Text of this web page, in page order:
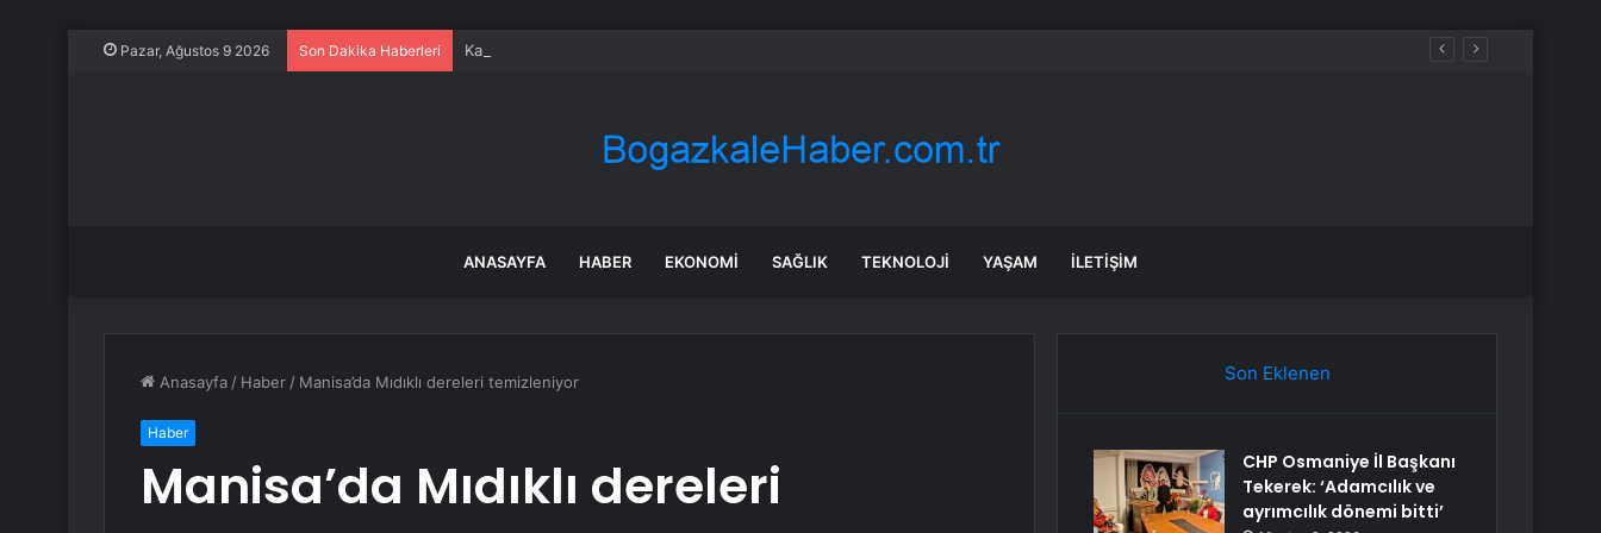
Pazar, Ağustos 9 2026 Son Dakika Haberleri Kaybolan Tosunlar Jandarma Tarafından Bulundu
ANASAYFA HABER EKONOMI SAĞLIK TEKNOLOJI YAŞAM İLETIŞIM
Anasayfa / Haber / Manisa’da Mıdıklı dereleri temizleniyor
Haber
Manisa’da Mıdıklı dereleri
Son Eklenen
CHP Osmaniye İl Başkanı
Tekerek: ‘Adamcılık ve
ayrımcılık dönemi bitti’